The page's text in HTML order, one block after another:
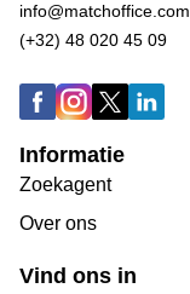
info@matchoffice.com
(+32) 48 020 45 09
Informatie
Zoekagent
Over ons
Vind ons in